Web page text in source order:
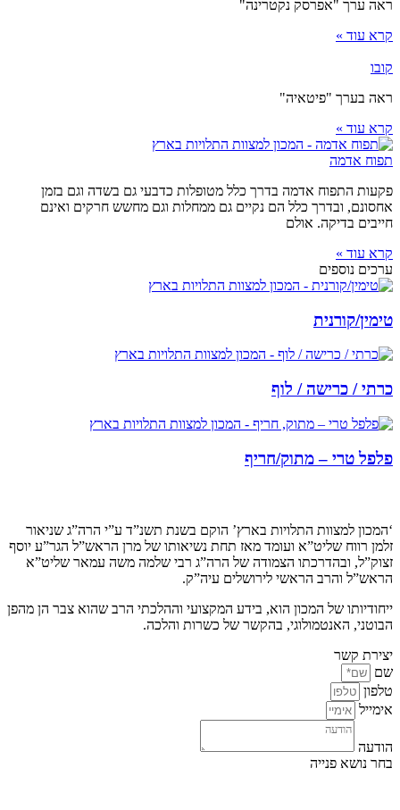
ראה ערך "אפרסק נקטרינה"
קרא עוד »
קובו
ראה בערך "פיטאיה"
קרא עוד »
תפוח אדמה
פקעות התפוח אדמה בדרך כלל מטופלות כדבעי גם בשדה וגם בזמן
אחסונם, ובדרך כלל הם נקיים גם ממחלות וגם מחשש חרקים ואינם
חייבים בדיקה. אולם
קרא עוד »
ערכים נוספים
טימין/קורנית
כרתי / כרישה / לוף
פלפל טרי – מתוק/חריף
‘המכון למצוות התלויות בארץ’ הוקם בשנת תשנ”ד ע”י הרה”ג שניאור
זלמן רווח שליט”א ועומד מאז תחת נשיאותו של מרן הראש”ל הגר”ע יוסף
זצוק”ל, ובהדרכתו הצמודה של הרה”ג רבי שלמה משה עמאר שליט”א
הראש”ל והרב הראשי לירושלים עיה”ק.
ייחודיותו של המכון הוא, בידע המקצועי וההלכתי הרב שהוא צבר הן מהפן
הבוטני, האנטמולוגי, בהקשר של כשרות והלכה.
יצירת קשר
שם
טלפון
אימייל
הודעה
בחר נושא פנייה